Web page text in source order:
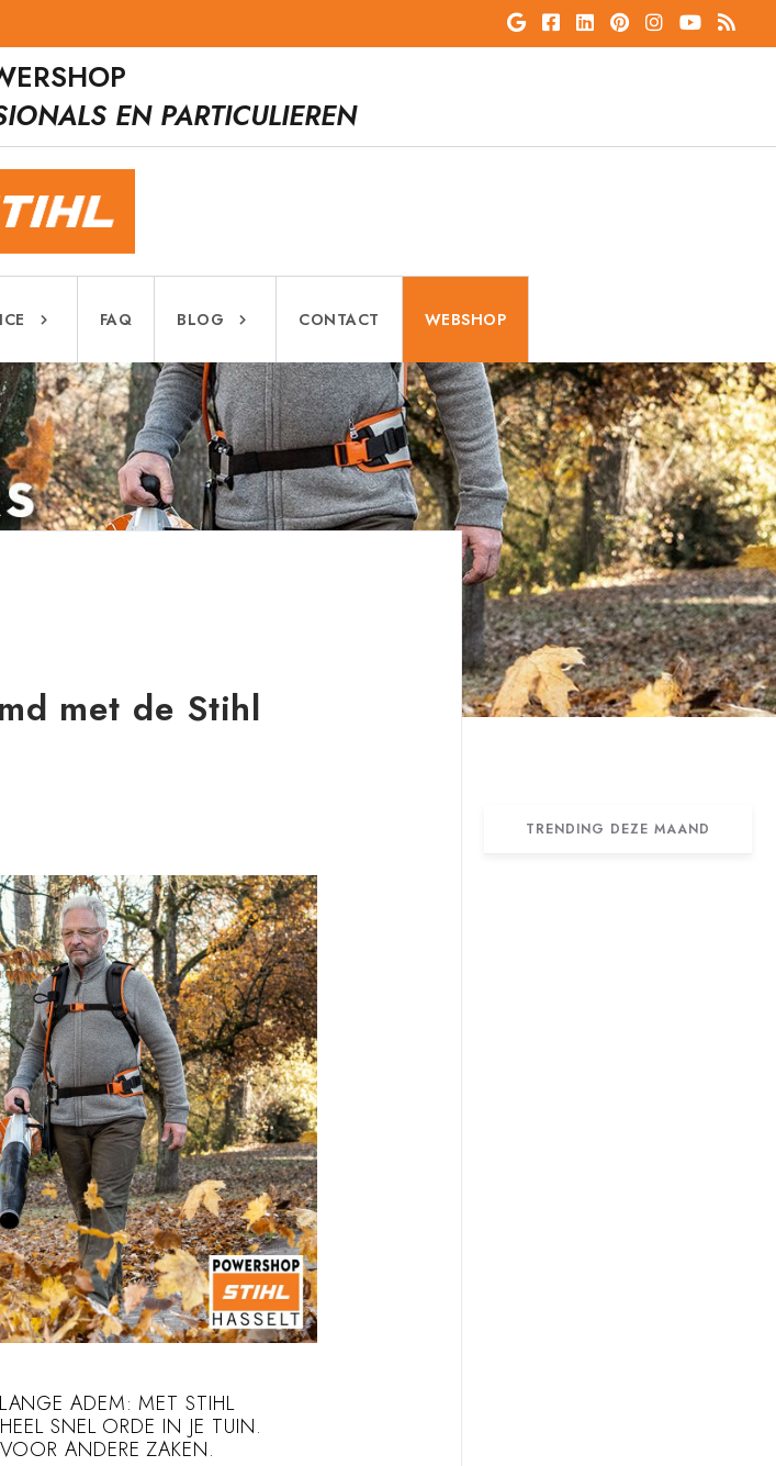
EN PARTICULIEREN
FAQ BLOG CONTACT WEBSHOP
met de Stihl
ADEM: MET STIHL
SNEL ORDE IN JE TUIN.
ANDERE ZAKEN.
TRENDING DEZE MAAND